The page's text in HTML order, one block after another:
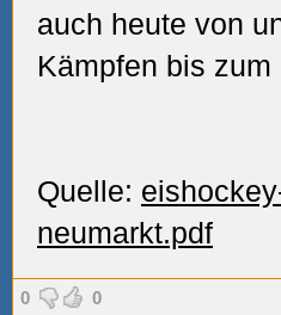
auch heute von
Kämpfen bis zum
Quelle:
neumarkt.pdf
0 0